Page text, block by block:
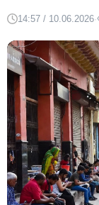
14:57 / 10.06.2026·